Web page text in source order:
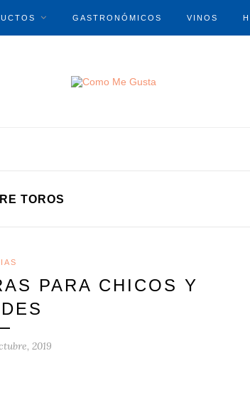
GASTRONÓMICOS VINOS
TOROS
PARA CHICOS Y
2019